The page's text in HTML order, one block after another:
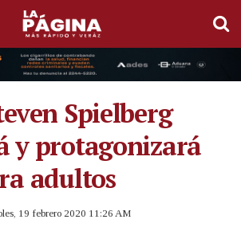
Spielberg
y protagonizará
adultos
19 febrero 2020 11:26 AM